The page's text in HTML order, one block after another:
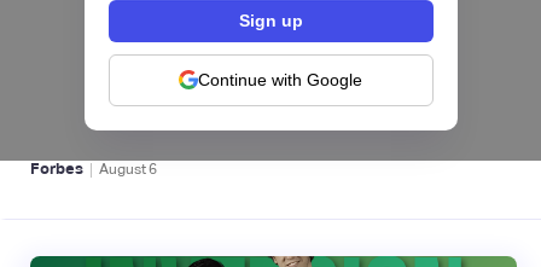
Continue with Google
hiSofi, Fintech de gestión de cobranzas,
levanta US$1 millón para instalar un hub
regional en Uruguay
BFM 👔
Forbes | August6